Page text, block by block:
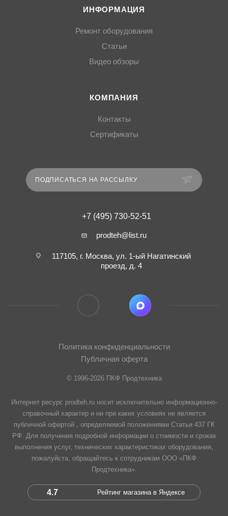
ИНФОРМАЦИЯ
Ремонт оборудования
Статьи
Видео обзоры
КОМПАНИЯ
Контакты
Сертификаты
ПОДПИСАТЬСЯ НА РАССЫЛКУ
+7 (495) 730-52-51
prodteh@list.ru
117105, г. Москва, ул. 1-ый Нагатинский
проезд, д. 4
Политика конфиденциальности
Публичная оферта
© 1996-2026 ПКФ Продтехника
Интернет ресурс prodteh.ru носит исключительно информационно-
справочный характер и ни при каких условиях не является
публичной офертой , определяемой положениями Статьи 437 ГК
РФ. Для получения подробной информации о стоимости и сроках
выполнения услуг, технических характеристиках оборудования,
пожалуйста, обращайтесь к сотрудникам ООО «ПКФ
Продтехника».
4.7 Рейтинг магазина в Яндексе